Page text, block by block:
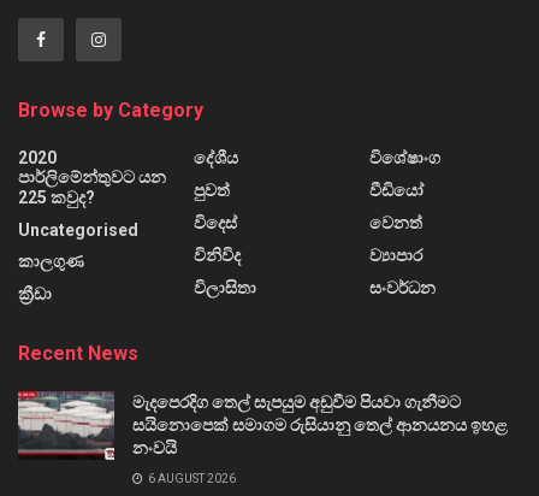
Browse by Category
2020
පාර්ලිමේන්තුවට යන
225 කවුද?
Uncategorised
කාලගුණ
ක්‍රීඩා
දේශීය
පුවත්
විදෙස්
විනිවිද
විලාසිතා
විශේෂාංග
වීඩියෝ
වෙනත්
ව්‍යාපාර
සංවර්ධන
Recent News
මැදපෙරදිග තෙල් සැපයුම අඩුවීම පියවා ගැනීමට
සයිනොපෙක් සමාගම රුසියානු තෙල් ආනයනය ඉහළ
නංවයි
6 AUGUST 2026